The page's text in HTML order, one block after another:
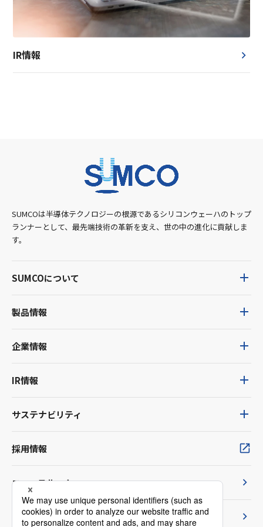
IR情報
SUMCOは半導体テクノロジーの根源であるシリコンウェーハのトップ
ランナーとして、最先端技術の革新を支え、世の中の進化に貢献しま
す。
SUMCOについて
製品情報
企業情報
IR情報
サステナビリティ
採用情報
ニュースルーム
TVCM紹介